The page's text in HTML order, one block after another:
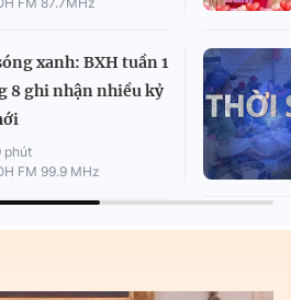
xanh: BXH tuần 1
8 ghi nhận nhiều kỷ
phút
FM 99.9 MHz